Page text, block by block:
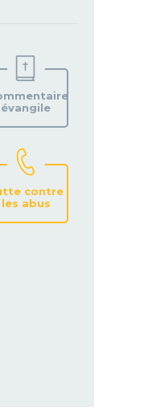
évangile
contre
les abus